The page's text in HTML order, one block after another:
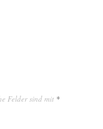
Felder sind mit *